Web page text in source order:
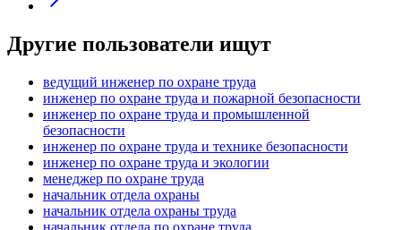
Другие пользователи ищут
ведущий инженер по охране труда
инженер по охране труда и пожарной безопасности
инженер по охране труда и промышленной
безопасности
инженер по охране труда и технике безопасности
инженер по охране труда и экологии
менеджер по охране труда
начальник отдела охраны
начальник отдела охраны труда
начальник отдела по охране труда